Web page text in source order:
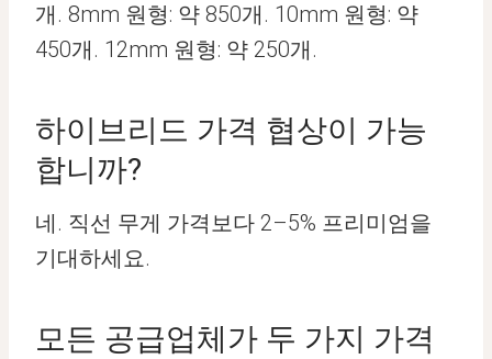
개. 8mm 원형: 약 850개. 10mm 원형: 약
450개. 12mm 원형: 약 250개.
하이브리드 가격 협상이 가능
합니까?
네. 직선 무게 가격보다 2–5% 프리미엄을
기대하세요.
모든 공급업체가 두 가지 가격